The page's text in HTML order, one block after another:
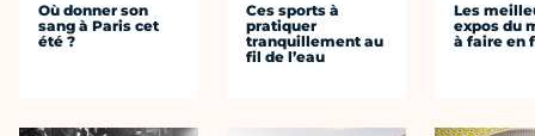
Où donner son
sang à Paris cet
été ?
Ces sports à
pratiquer
tranquillement au
fil de l’eau
Les
expos du
à faire en